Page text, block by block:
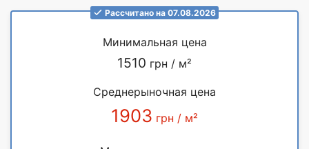
Рассчитано на 07.08.2026
Минимальная цена
1510 грн / м²
Среднерыночная цена
1903 грн / м²